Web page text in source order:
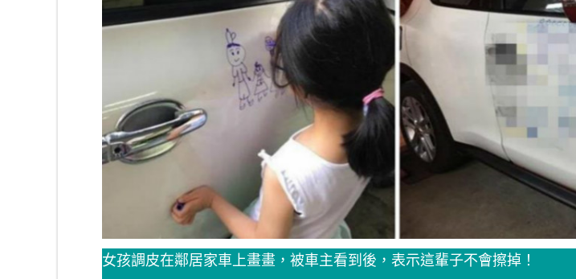
女孩調皮在鄰居家車上畫畫，被車主看到後，表示這輩子不會擦掉！